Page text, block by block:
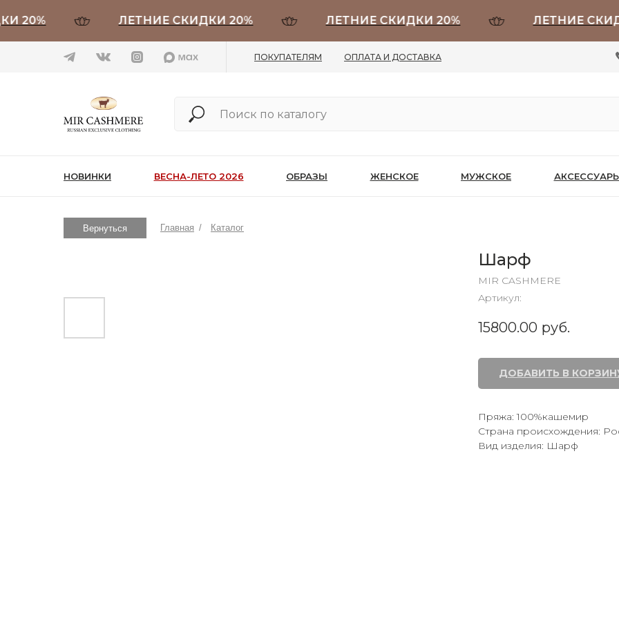
ЛЕТНИЕ СКИДКИ 20% ЛЕТНИЕ СКИДКИ 20% ЛЕТНИЕ СКИДКИ
ПОКУПАТЕЛЯМ ОПЛАТА И ДОСТАВКА
НОВИНКИ ВЕСНА-ЛЕТО 2026 ОБРАЗЫ ЖЕНСКОЕ МУЖСКОЕ
Вернуться Главная Каталог
/
Шарф
MIR CASHMERE
Артикул:
15800.00 руб.
ДОБАВИТЬ В
Пряжа: 100%кашемир
Страна происхождения:
Вид изделия: Шарф